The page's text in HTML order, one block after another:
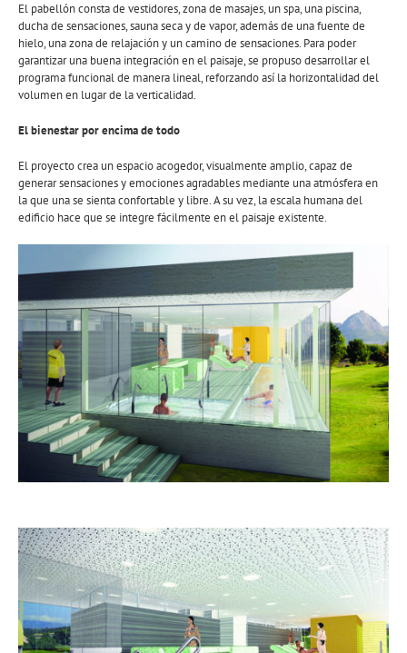
El pabellón consta de vestidores, zona de masajes, un spa, una piscina,
ducha de sensaciones, sauna seca y de vapor, además de una fuente de
hielo, una zona de relajación y un camino de sensaciones. Para poder
garantizar una buena integración en el paisaje, se propuso desarrollar el
programa funcional de manera lineal, reforzando así la horizontalidad del
volumen en lugar de la verticalidad.
El bienestar por encima de todo
El proyecto crea un espacio acogedor, visualmente amplio, capaz de
generar sensaciones y emociones agradables mediante una atmósfera en
la que una se sienta confortable y libre. A su vez, la escala humana del
edificio hace que se integre fácilmente en el paisaje existente.